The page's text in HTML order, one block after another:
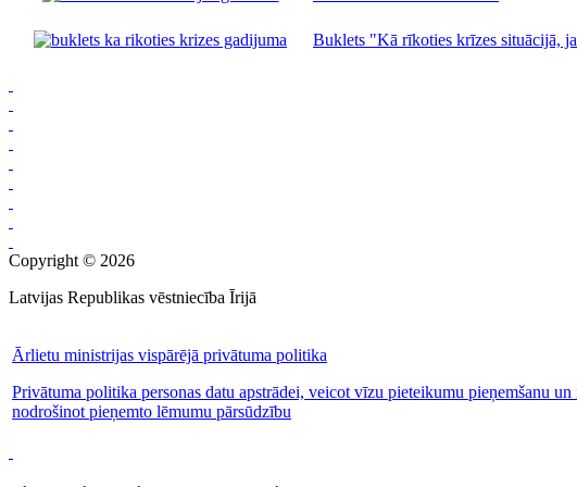
Buklets "Kā rīkoties krīzes situācijā,
Copyright © 2026
Latvijas Republikas vēstniecība Īrijā
Ārlietu ministrijas vispārējā privātuma politika
Privātuma politika personas datu apstrādei, veicot vīzu pieteikumu pieņemšanu un
nodrošinot pieņemto lēmumu pārsūdzību